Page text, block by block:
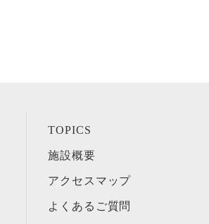
TOPICS
施設概要
アクセスマップ
よくあるご質問